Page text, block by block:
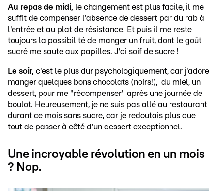
Au repas de midi, le changement est plus facile, il me
suffit de compenser l'absence de dessert par du rab à
l'entrée et au plat de résistance. Et puis il me reste
toujours la possibilité de manger un fruit, dont le goût
sucré me saute aux papilles. J'ai soif de sucre !
Le soir, c'est le plus dur psychologiquement, car j'adore
manger quelques bons chocolats (noirs!), du miel, un
dessert, pour me "récompenser" après une journée de
boulot. Heureusement, je ne suis pas allé au restaurant
durant ce mois sans sucre, car je redoutais plus que
tout de passer à côté d'un dessert exceptionnel.
Une incroyable révolution en un mois
? Nop.